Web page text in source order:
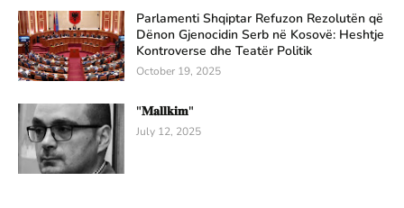
Parlamenti Shqiptar Refuzon Rezolutën që
Dënon Gjenocidin Serb në Kosovë: Heshtje
Kontroverse dhe Teatër Politik
October 19, 2025
"𝐌𝐚𝐥𝐥𝐤𝐢𝐦"
July 12, 2025